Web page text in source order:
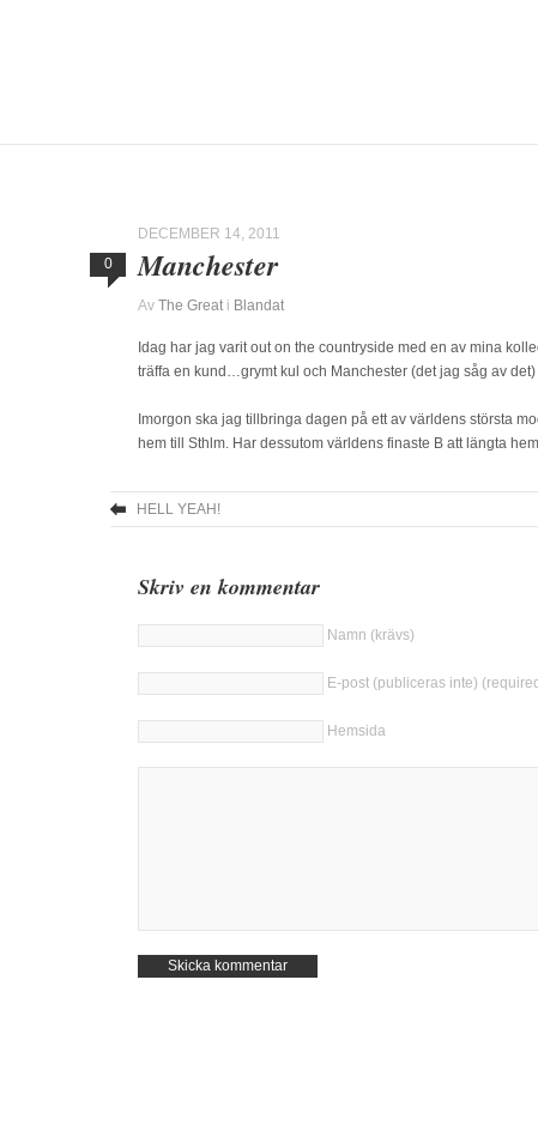
DECEMBER 14, 2011
0
Manchester
Av The Great i Blandat
Idag har jag varit out on the countryside med en av mina
träffa en kund…grymt kul och Manchester (det jag såg av
Imorgon ska jag tillbringa dagen på ett av världens största
hem till Sthlm. Har dessutom världens finaste B att längta
HELL YEAH!
Skriv en kommentar
Namn (krävs)
E-post (publiceras inte)
Hemsida